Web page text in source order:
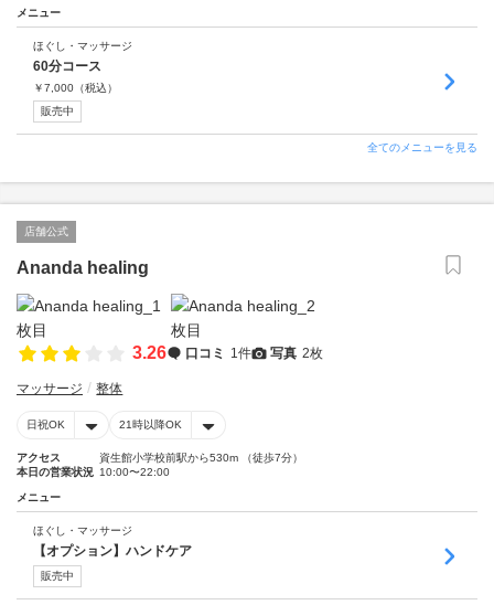
メニュー
ほぐし・マッサージ
60分コース
￥7,000 （税込）
販売中
全てのメニューを見る
店舗公式
Ananda healing
3.26 口コミ 1件 写真 2枚
マッサージ 整体
日祝OK 21時以降OK
アクセス
資生館小学校前駅から530m （徒歩7分）
本日の営業状況 10:00〜22:00
メニュー
ほぐし・マッサージ
【オプション】ハンドケア
販売中